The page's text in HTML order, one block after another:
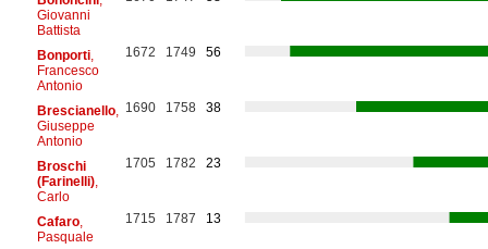
Giovanni
Battista
Bonporti,
Francesco
Antonio
1672 1749 56
Brescianello,
Giuseppe
Antonio
1690 1758 38
Broschi
(Farinelli),
Carlo
1705 1782 23
Cafaro,
Pasquale
1715 1787 13